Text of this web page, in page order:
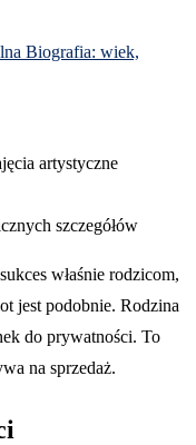
Biografia: wiek,
artystyczne
szczegółów
właśnie rodzicom,
jest podobnie. Rodzina
do prywatności. To
na sprzedaż.